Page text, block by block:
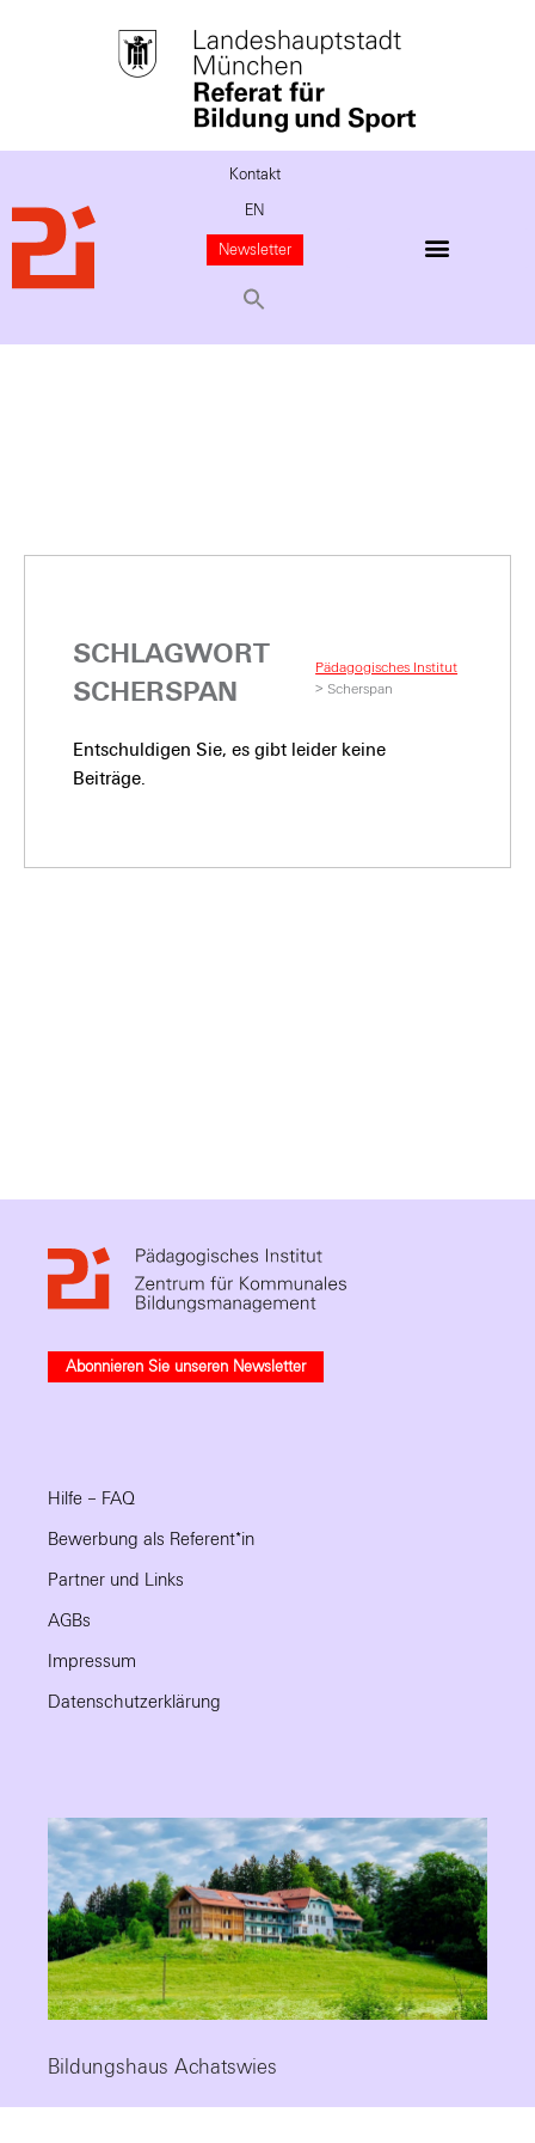
Kontakt
EN
Newsletter
SCHLAGWORT
SCHERSPAN
Pädagogisches Institut
> Scherspan
Entschuldigen Sie, es gibt leider keine
Beiträge.
Abonnieren Sie unseren Newsletter
Hilfe – FAQ
Bewerbung als Referent*in
Partner und Links
AGBs
Impressum
Datenschutzerklärung
Bildungshaus Achatswies